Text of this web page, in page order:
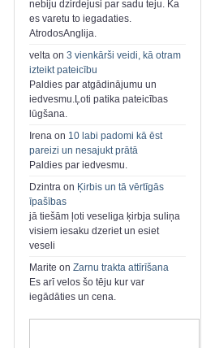
nebiju dzirdejusi par sadu teju. Ka
es varetu to iegadaties.
AtrodosAnglija.
velta on 3 vienkārši veidi, kā otram
izteikt pateicību
Paldies par atgādinājumu un
iedvesmu.Ļoti patika pateicības
lūgšana.
Irena on 10 labi padomi kā ēst
pareizi un nesajukt prātā
Paldies par iedvesmu.
Dzintra on Ķirbis un tā vērtīgās
īpašības
jā tiešām ļoti veseliga ķirbja suliņa
visiem iesaku dzeriet un esiet
veseli
Marite on Zarnu trakta attīrīšana
Es arī velos šo tēju kur var
iegādāties un cena.